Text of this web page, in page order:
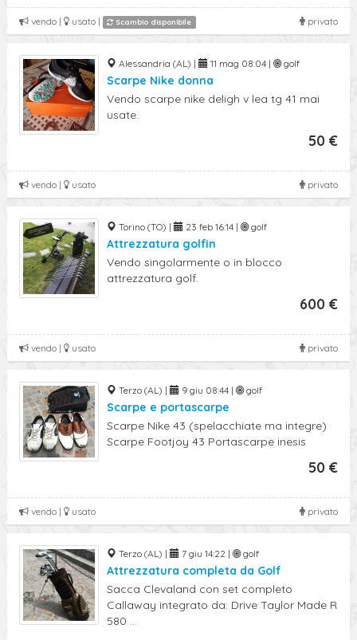
privato
vendo | usato | Scambio disponibile
Alessandria (AL) | 11 mag 08:04 | golf
Scarpe Nike donna
Vendo scarpe nike deligh v lea tg 41 mai
usate.
50 €
privato
vendo | usato
Torino (TO) | 23 feb 16:14 | golf
Attrezzatura golfin
Vendo singolarmente o in blocco
attrezzatura golf.
600 €
privato
vendo | usato
Terzo (AL) | 9 giu 08:44 | golf
Scarpe e portascarpe
Scarpe Nike 43 (spelacchiate ma integre)
Scarpe Footjoy 43 Portascarpe inesis
50 €
privato
vendo | usato
Terzo (AL) | 7 giu 14:22 | golf
Attrezzatura completa da Golf
Sacca Clevaland con set completo
Callaway integrato da: Drive Taylor Made R
580 ...